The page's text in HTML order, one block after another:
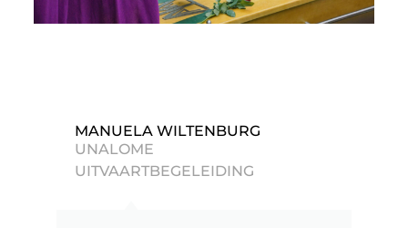
MANUELA WILTENBURG
UNALOME
UITVAARTBEGELEIDING